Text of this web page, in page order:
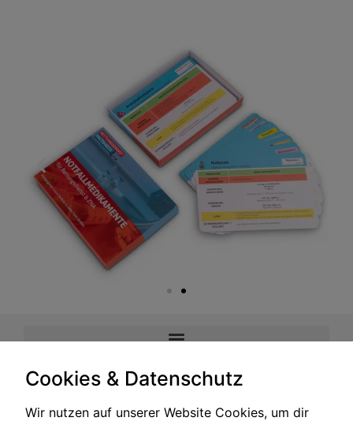
MADE 2026 BY RETTUNGSDIENST FACTSHEETS WITH
OLDENBURG
Cookies & Datenschutz
Wir nutzen auf unserer Website Cookies, um dir